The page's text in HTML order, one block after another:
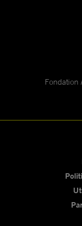
Fondation